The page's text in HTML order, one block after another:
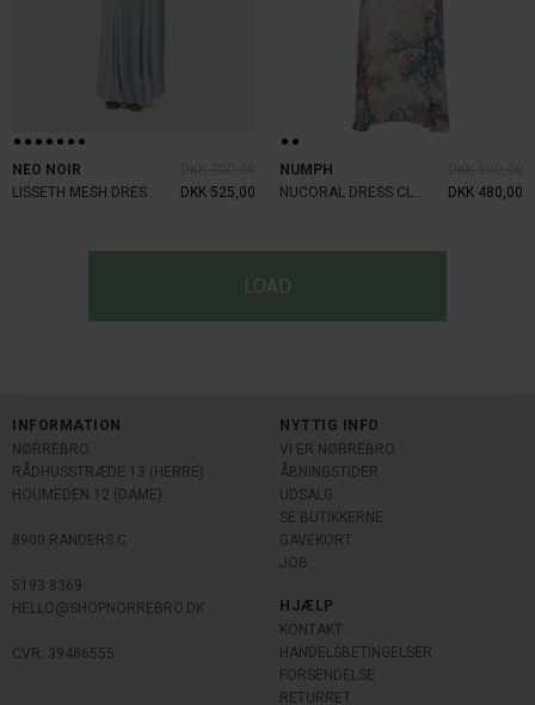
NEO NOIR
LISSETH MESH DRESS LIGHT BLUE
DKK 525,00
NUMPH
NUCORAL DRESS CLOUD DANCER
DKK 480,00
LOAD
INFORMATION
NØRREBRO
RÅDHUSSTRÆDE 13 (HERRE)
HOUMEDEN 12 (DAME)
8900 RANDERS C
5193 8369
HELLO@SHOPNORREBRO.DK
CVR: 39486555
NYTTIG INFO
VI ER NØRREBRO
ÅBNINGSTIDER
UDSALG
SE BUTIKKERNE
GAVEKORT
JOB
HJÆLP
KONTAKT
HANDELSBETINGELSER
FORSENDELSE
RETURRET